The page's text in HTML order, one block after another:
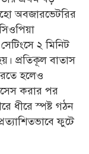
অবজারভেটরির
২ মিনিট
প্রতিকূল বাতাস
হলেও
করার পর
ধীরে স্পষ্ট গঠন
ফুটে